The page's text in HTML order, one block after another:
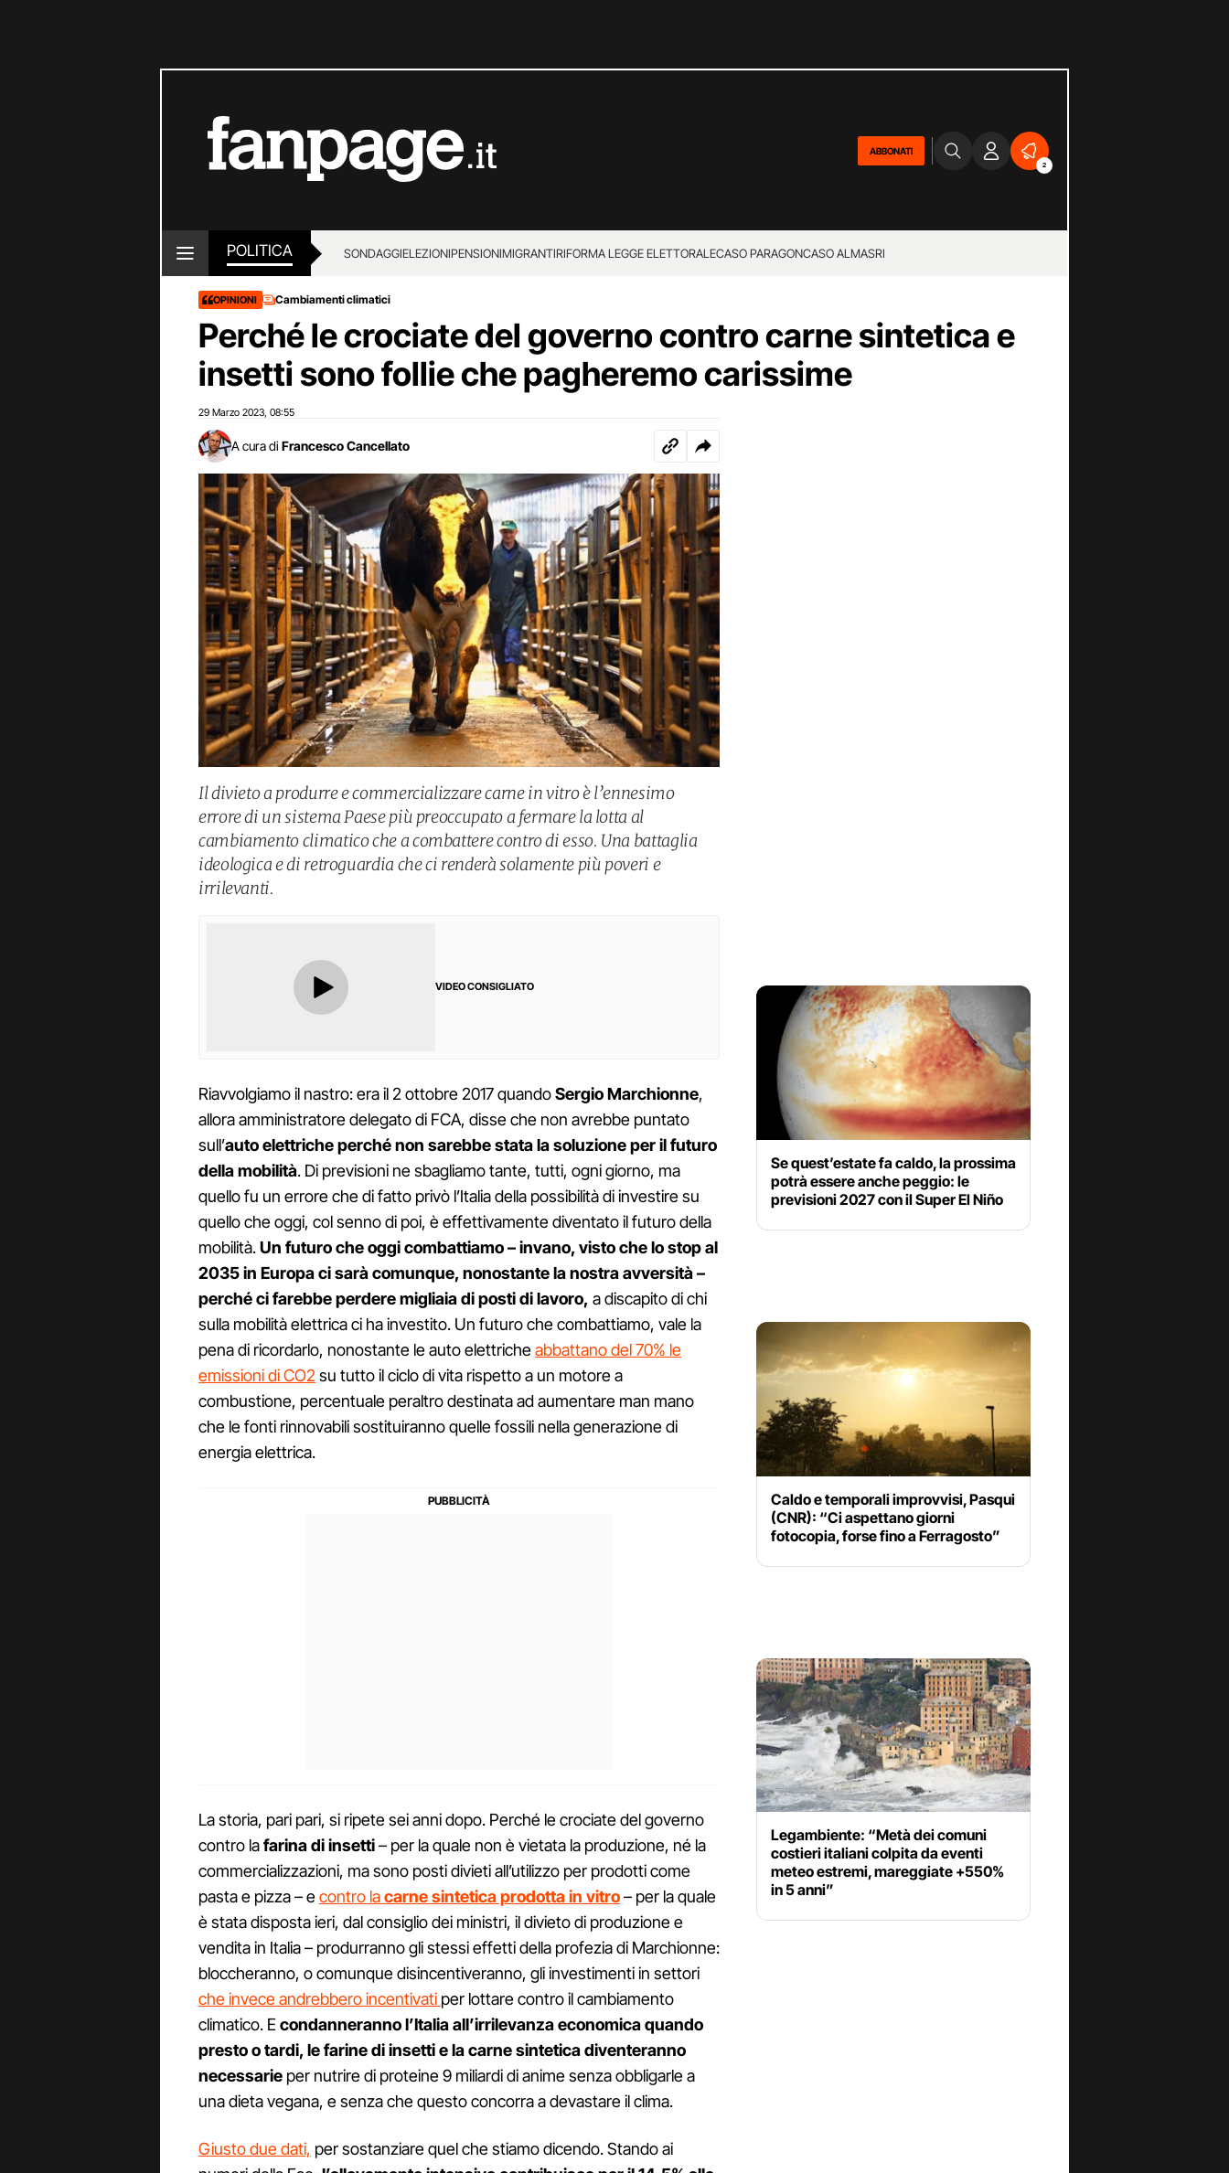
ABBONATI
2
POLITICA SONDAGGIELEZIONIPENSIONIMIGRANTIRIFORMA LEGGE ELETTORALECASO PARAGONCASO ALMASRI
OPINIONI Cambiamenti climatici
Perché le crociate del governo contro carne sintetica e
insetti sono follie che pagheremo carissime
29 Marzo 2023 08:55
A cura di Francesco Cancellato
Il divieto a produrre e commercializzare carne in vitro è l’ennesimo
errore di un sistema Paese più preoccupato a fermare la lotta al
cambiamento climatico che a combattere contro di esso. Una battaglia
ideologica e di retroguardia che ci renderà solamente più poveri e
irrilevanti.
VIDEO CONSIGLIATO
Riavvolgiamo il nastro: era il 2 ottobre 2017 quandoSergio Marchionne,
allora amministratore delegato di FCA, disse che non avrebbe puntato
sull’auto elettricheperché non sarebbe stata la soluzione per il futuro
della mobilità. Di previsioni ne sbagliamo tante, tutti, ogni giorno, ma
quello fu un errore che di fatto privò l’Italia della possibilità di investire su
quello che oggi, col senno di poi, è effettivamente diventato il futuro della
mobilità.Un futuro che oggi combattiamo – invano, visto che lo stop al
2035 in Europa ci sarà comunque, nonostante la nostra avversità –
perché ci farebbe perdere migliaia di posti di lavoro, a discapito di chi
sulla mobilità elettrica ci ha investito. Un futuro che combattiamo, vale la
pena di ricordarlo, nonostante le auto elettricheabbattano del 70% le
emissioni di CO2su tutto il ciclo di vita rispetto a un motore a
combustione, percentuale peraltro destinata ad aumentare man mano
che le fonti rinnovabili sostituiranno quelle fossili nella generazione di
energia elettrica.
La storia, pari pari, si ripete sei anni dopo. Perché le crociate del governo
contro lafarina di insetti– per la quale non è vietata la produzione, né la
commercializzazioni, ma sono posti divieti all’utilizzo per prodotti come
pasta e pizza – econtro lacarne sintetica prodotta in vitro– per la quale
è stata disposta ieri, dal consiglio dei ministri, il divieto di produzione e
vendita in Italia – produrranno gli stessi effetti della profezia di Marchionne:
bloccheranno, o comunque disincentiveranno, gli investimenti in settori
che invece andrebbero incentivati per lottare contro il cambiamento
climatico. Econdanneranno l’Italia all’irrilevanza economica quando
presto o tardi, le farine di insetti e la carne sintetica diventeranno
necessarie per nutrire di proteine 9 miliardi di anime senza obbligarle a
una dieta vegana, e senza che questo concorra a devastare il clima.
Giusto due dati, per sostanziare quel che stiamo dicendo. Stando ai
Se quest’estate fa caldo, la prossima
potrà essere anche peggio: le
previsioni 2027 con il Super El Niño
Caldo e temporali improvvisi, Pasqui
(CNR): “Ci aspettano giorni
fotocopia, forse fino a Ferragosto”
Legambiente: “Metà dei comuni
costieri italiani colpita da eventi
meteo estremi, mareggiate +550%
in 5 anni”